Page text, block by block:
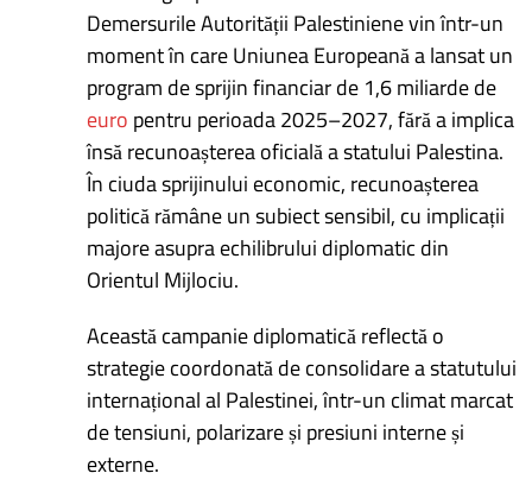
Demersurile Autorității Palestiniene vin într-un
moment în care Uniunea Europeană a lansat un
program de sprijin financiar de 1,6 miliarde de
euro pentru perioada 2025–2027, fără a implica
însă recunoașterea oficială a statului Palestina.
În ciuda sprijinului economic, recunoașterea
politică rămâne un subiect sensibil, cu implicații
majore asupra echilibrului diplomatic din
Orientul Mijlociu.
Această campanie diplomatică reflectă o
strategie coordonată de consolidare a statutului
internațional al Palestinei, într-un climat marcat
de tensiuni, polarizare și presiuni interne și
externe.